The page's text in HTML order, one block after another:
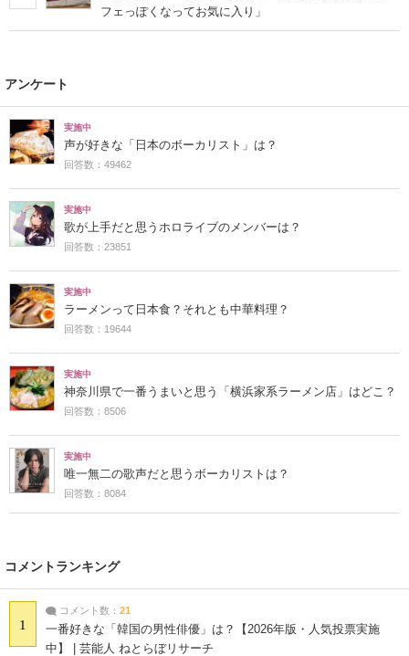
フェっぽくなってお気に入り」
アンケート
実施中
声が好きな「日本のボーカリスト」は？
回答数：49462
実施中
歌が上手だと思うホロライブのメンバーは？
回答数：23851
実施中
ラーメンって日本食？それとも中華料理？
回答数：19644
実施中
神奈川県で一番うまいと思う「横浜家系ラーメン店」はどこ？
回答数：8506
実施中
唯一無二の歌声だと思うボーカリストは？
回答数：8084
コメントランキング
1
コメント数： 21
一番好きな「韓国の男性俳優」は？【2026年版・人気投票実施
中】 | 芸能人 ねとらぼリサーチ